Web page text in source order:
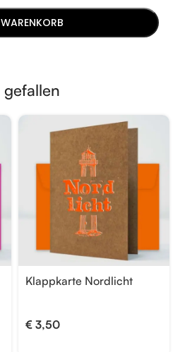
Klappkarte Nordlicht
€ 3,50